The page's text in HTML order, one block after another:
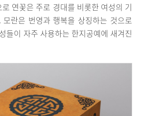
연꽃은 주로 경대를 비롯한 여성의 기
란은 번영과 행복을 상징하는 것으로
들이 자주 사용하는 한지공예에 새겨진